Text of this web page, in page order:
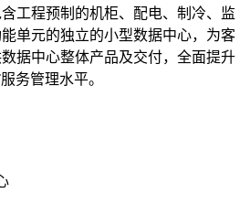
工程预制的机柜、配电、制冷、监
单元的独立的小型数据中心，为客
数据中心整体产品及交付，全面提升
务管理水平。